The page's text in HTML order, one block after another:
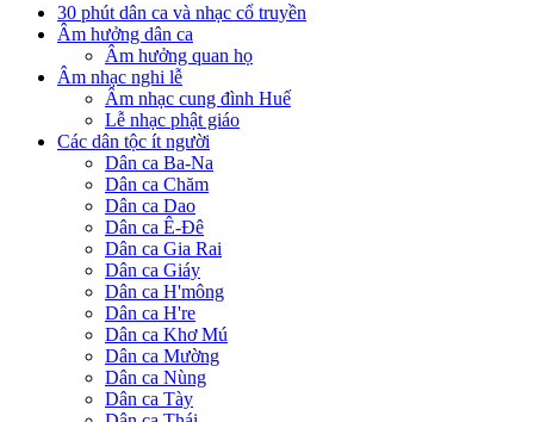
30 phút dân ca và nhạc cổ truyền
Âm hưởng dân ca
Âm hưởng quan họ
Âm nhạc nghi lễ
Âm nhạc cung đình Huế
Lễ nhạc phật giáo
Các dân tộc ít người
Dân ca Ba-Na
Dân ca Chăm
Dân ca Dao
Dân ca Ê-Đê
Dân ca Gia Rai
Dân ca Giáy
Dân ca H'mông
Dân ca H're
Dân ca Khơ Mú
Dân ca Mường
Dân ca Nùng
Dân ca Tày